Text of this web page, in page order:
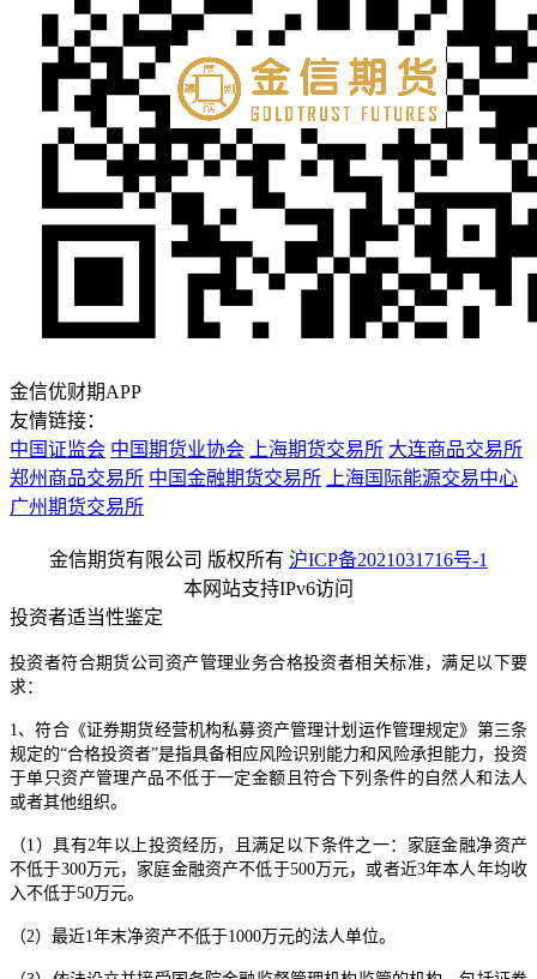
金信优财期APP
友情链接：
中国证监会 中国期货业协会 上海期货交易所 大连商品交易所
郑州商品交易所 中国金融期货交易所
上海国际能源交易中心
广州期货交易所
金信期货有限公司 版权所有 沪ICP备2021031716号-1
本网站支持IPv6访问
投资者适当性鉴定
投资者符合期货公司资产管理业务合格投资者相关标准，满足以下要
求：
1、符合《证券期货经营机构私募资产管理计划运作管理规定》第三条
规定的“合格投资者”是指具备相应风险识别能力和风险承担能力，投资
于单只资产管理产品不低于一定金额且符合下列条件的自然人和法人
或者其他组织。
（1）具有2年以上投资经历，且满足以下条件之一：家庭金融净资产
不低于300万元，家庭金融资产不低于500万元，或者近3年本人年均收
入不低于50万元。
（2）最近1年末净资产不低于1000万元的法人单位。